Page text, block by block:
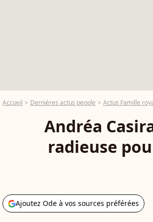
Accueil Dernières actus people Actus Famille
Andréa
radieuse
Ajoutez Ode à vos sources préférées